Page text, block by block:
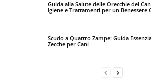
Guida alla Salute delle Orecchie del
Igiene e Trattamenti per un Benessere
Scudo a Quattro Zampe: Guida
Zecche per Cani